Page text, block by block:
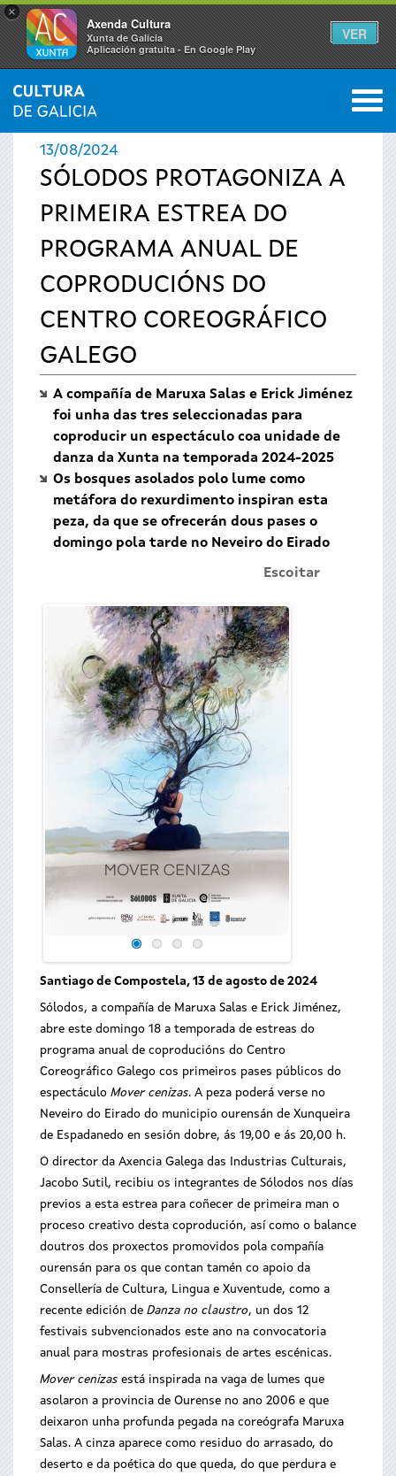
×
Axenda Cultura
Xunta de Galicia
Aplicación gratuíta - En Google Play
VER
Vostede
está
aquí
INICIO › ACTUALIDADE 0
13/08/2024
SÓLODOS PROTAGONIZA A
PRIMEIRA ESTREA DO
PROGRAMA ANUAL DE
COPRODUCIÓNS DO
CENTRO COREOGRÁFICO
GALEGO
A compañía de Maruxa Salas e Erick Jiménez
foi unha das tres seleccionadas para
coproducir un espectáculo coa unidade de
danza da Xunta na temporada 2024-2025
Os bosques asolados polo lume como
metáfora do rexurdimento inspiran esta
peza, da que se ofrecerán dous pases o
domingo pola tarde no Neveiro do Eirado
Escoitar
Santiago de Compostela, 13 de agosto de 2024
Sólodos, a compañía de Maruxa Salas e Erick Jiménez,
abre este domingo 18 a temporada de estreas do
programa anual de coproducións do Centro
Coreográfico Galego cos primeiros pases públicos do
espectáculo Mover cenizas. A peza poderá verse no
Neveiro do Eirado do municipio ourensán de Xunqueira
de Espadanedo en sesión dobre, ás 19,00 e ás 20,00 h.
O director da Axencia Galega das Industrias Culturais,
Jacobo Sutil, recibiu os integrantes de Sólodos nos días
previos a esta estrea para coñecer de primeira man o
proceso creativo desta coprodución, así como o balance
doutros dos proxectos promovidos pola compañía
ourensán para os que contan tamén co apoio da
Consellería de Cultura, Lingua e Xuventude, como a
recente edición de Danza no claustro, un dos 12
festivais subvencionados este ano na convocatoria
anual para mostras profesionais de artes escénicas.
Mover cenizas está inspirada na vaga de lumes que
asolaron a provincia de Ourense no ano 2006 e que
deixaron unha profunda pegada na coreógrafa Maruxa
Salas. A cinza aparece como residuo do arrasado, do
deserto e da poética do que queda, do que perdura e